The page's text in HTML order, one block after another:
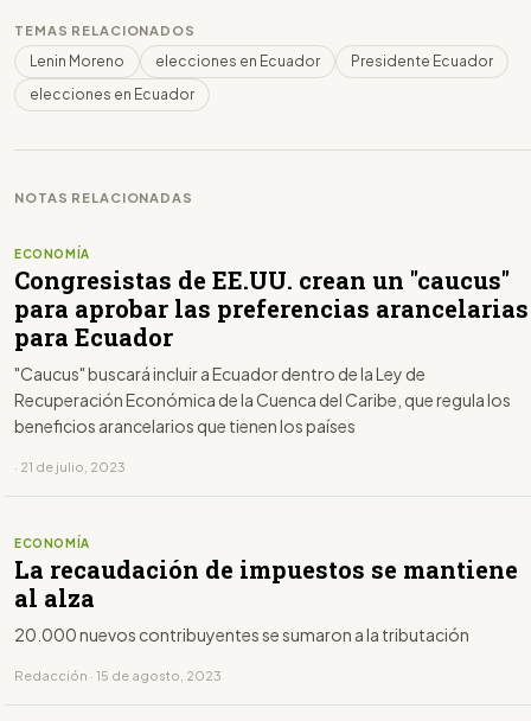
TEMAS RELACIONADOS
Lenin Moreno elecciones en Ecuador
Presidente Ecuador
elecciones en Ecuador
NOTAS RELACIONADAS
ECONOMÍA
Congresistas de EE.UU. crean un "caucus"
para aprobar las preferencias arancelarias
para Ecuador
"Caucus" buscará incluir a Ecuador dentro de la Ley de
Recuperación Económica de la Cuenca del Caribe, que regula los
beneficios arancelarios que tienen los países
· 21 de julio, 2023
ECONOMÍA
La recaudación de impuestos se mantiene
al alza
20.000 nuevos contribuyentes se sumaron a la tributación
Redacción · 15 de agosto, 2023